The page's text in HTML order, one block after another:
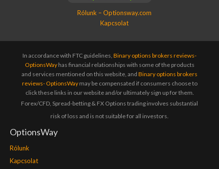
Rólunk – Optionsway.com
Kapcsolat
In accordance with FTC guidelines, Binary options brokers reviews-
OptionsWayhas financial relationships with some of the products
and services mentioned on this website, and Binary options brokers
reviews- OptionsWaymay be compensated if consumers choose to
click these links in our website and/or ultimately sign up for them.
Forex/CFD, Spread-betting & FX Options trading involves substantial
risk of loss and is not suitable for all investors.
OptionsWay
Rólunk
Kapcsolat